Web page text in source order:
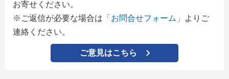
お寄せください。
※ご返信が必要な場合は 「お問合せフォーム」
よりご
連絡ください。
ご意見はこちら